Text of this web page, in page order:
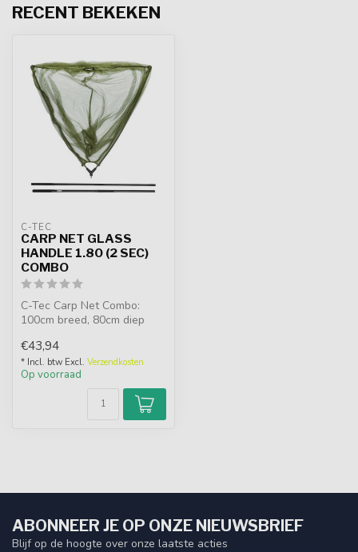
RECENT BEKEKEN
C-TEC
CARP NET GLASS
HANDLE 1.80 (2 SEC)
COMBO
C-Tec Carp Net Combo:
100cm breed, 80cm diep
carbon s...
€43,94
* Incl. btw Excl. Verzendkosten
Op voorraad
ABONNEER JE OP ONZE NIEUWSBRIEF
Blijf op de hoogte over onze laatste acties